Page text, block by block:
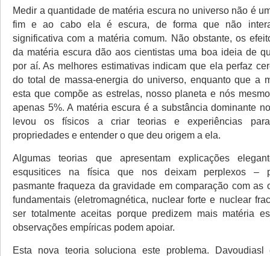
Medir a quantidade de matéria escura no universo não é
fim e ao cabo ela é escura, de forma que não
significativa com a matéria comum. Não obstante, os
da matéria escura dão aos cientistas uma boa ideia de
por aí. As melhores estimativas indicam que ela perfaz
do total de massa-energia do universo, enquanto que a
esta que compõe as estrelas, nosso planeta e nós
apenas 5%. A matéria escura é a substância dominante
levou os físicos a criar teorias e experiências
propriedades e entender o que deu origem a ela.
Algumas teorias que apresentam explicações
esqusitices na física que nos deixam perplexos –
pasmante fraqueza da gravidade em comparação com as
fundamentais (eletromagnética, nuclear forte e nuclear
ser totalmente aceitas porque predizem mais matéria
observações empíricas podem apoiar.
Esta nova teoria soluciona este problema.